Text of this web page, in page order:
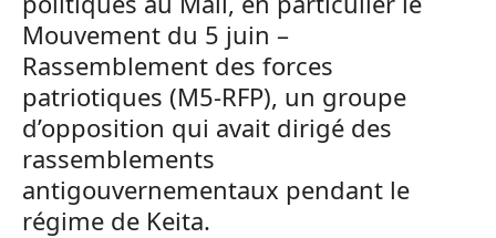
Mouvement du 5 juin –
Rassemblement des forces
patriotiques (M5-RFP), un groupe
d’opposition qui avait dirigé des
rassemblements
antigouvernementaux pendant le
régime de Keita.